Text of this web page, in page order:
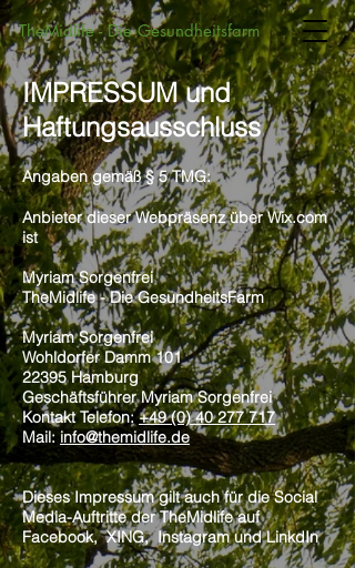
TheMidlife - Die Gesundheitsfarm
IMPRESSUM und
Haftungsausschluss
Angaben gemäß § 5 TMG:
Anbieter dieser Webpräsenz über Wix.com
ist
Myriam Sorgenfrei
TheMidlife - Die GesundheitsFarm
Myriam Sorgenfrei
Wohldorfer Damm 101
22395 Hamburg
Geschäftsführer Myriam Sorgenfrei
Kontakt Telefon:+49 (0) 40 277 717
Mail: info@themidlife.de
Dieses Impressum gilt auch für die Social
Media-Auftritte der TheMidlife auf
Facebook, XING, Instagram und LinkdIn